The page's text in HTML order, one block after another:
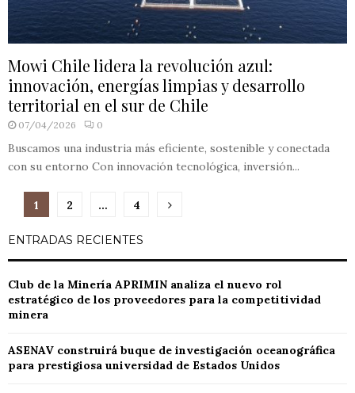
Mowi Chile lidera la revolución azul:
innovación, energías limpias y desarrollo
territorial en el sur de Chile
07/04/2026 0
Buscamos una industria más eficiente, sostenible y conectada
con su entorno Con innovación tecnológica, inversión...
Paginación
de
entradas
1 2 … 4
ENTRADAS RECIENTES
Club de la Minería APRIMIN analiza el nuevo rol
estratégico de los proveedores para la competitividad
minera
ASENAV construirá buque de investigación oceanográfica
para prestigiosa universidad de Estados Unidos